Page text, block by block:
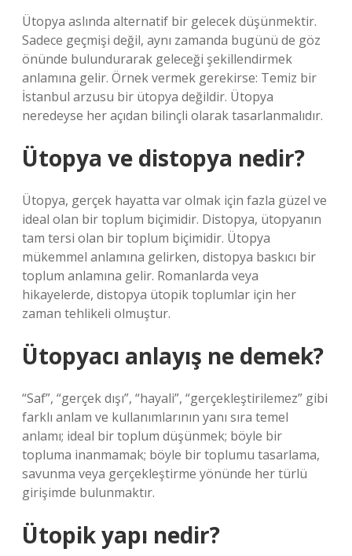
Ütopya aslında alternatif bir gelecek düşünmektir.
Sadece geçmişi değil, aynı zamanda bugünü de göz
önünde bulundurarak geleceği şekillendirmek
anlamına gelir. Örnek vermek gerekirse: Temiz bir
İstanbul arzusu bir ütopya değildir. Ütopya
neredeyse her açıdan bilinçli olarak tasarlanmalıdır.
Ütopya ve distopya nedir?
Ütopya, gerçek hayatta var olmak için fazla güzel ve
ideal olan bir toplum biçimidir. Distopya, ütopyanın
tam tersi olan bir toplum biçimidir. Ütopya
mükemmel anlamına gelirken, distopya baskıcı bir
toplum anlamına gelir. Romanlarda veya
hikayelerde, distopya ütopik toplumlar için her
zaman tehlikeli olmuştur.
Ütopyacı anlayış ne demek?
“Saf”, “gerçek dışı”, “hayali”, “gerçekleştirilemez” gibi
farklı anlam ve kullanımlarının yanı sıra temel
anlamı; ideal bir toplum düşünmek; böyle bir
topluma inanmamak; böyle bir toplumu tasarlama,
savunma veya gerçekleştirme yönünde her türlü
girişimde bulunmaktır.
Ütopik yapı nedir?